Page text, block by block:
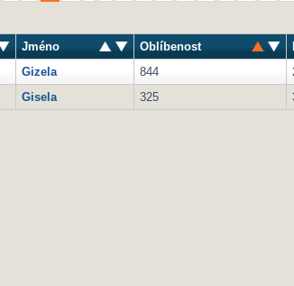
Jméno Oblíbenost
Gizela 844
Gisela 325